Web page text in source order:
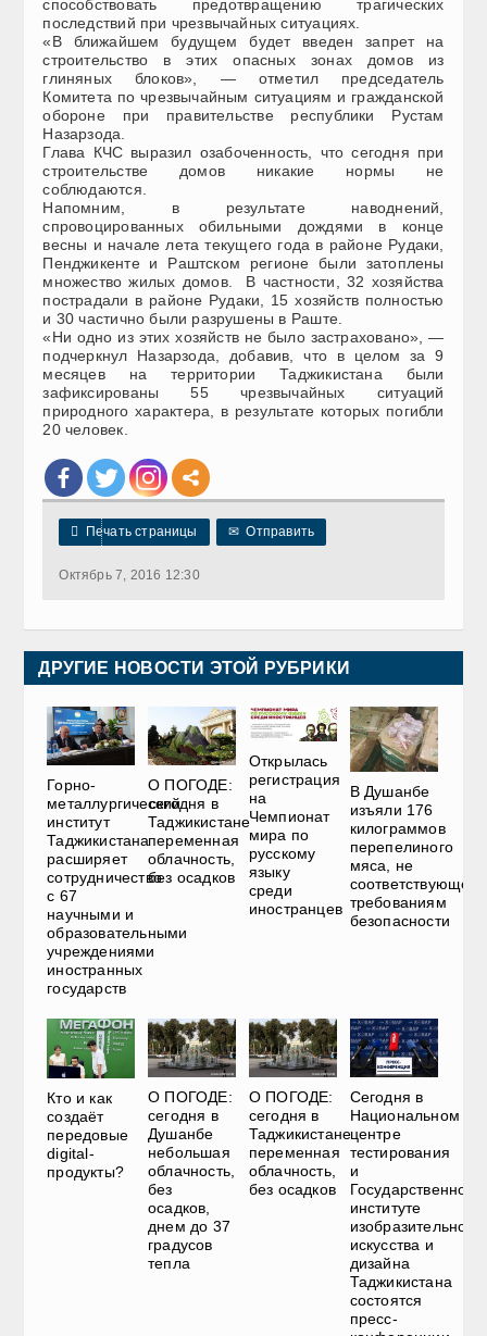
способствовать предотвращению трагических
последствий при чрезвычайных ситуациях.
«В ближайшем будущем будет введен запрет на
строительство в этих опасных зонах домов из
глиняных блоков», — отметил председатель
Комитета по чрезвычайным ситуациям и гражданской
обороне при правительстве республики Рустам
Назарзода.
Глава КЧС выразил озабоченность, что сегодня при
строительстве домов никакие нормы не
соблюдаются.
Напомним, в результате наводнений,
спровоцированных обильными дождями в конце
весны и начале лета текущего года в районе Рудаки,
Пенджикенте и Раштском регионе были затоплены
множество жилых домов. В частности, 32 хозяйства
пострадали в районе Рудаки, 15 хозяйств полностью
и 30 частично были разрушены в Раште.
«Ни одно из этих хозяйств не было застраховано», —
подчеркнул Назарзода, добавив, что в целом за 9
месяцев на территории Таджикистана были
зафиксированы 55 чрезвычайных ситуаций
природного характера, в результате которых погибли
20 человек.
 Печать страницы ✉ Отправить
Октябрь 7, 2016 12:30
ДРУГИЕ НОВОСТИ ЭТОЙ РУБРИКИ
Горно-
металлургический
институт
Таджикистана
расширяет
сотрудничество
с 67
научными и
образовательными
учреждениями
иностранных
государств
О ПОГОДЕ:
сегодня в
Таджикистане
переменная
облачность,
без осадков
Открылась
регистрация
на
Чемпионат
мира по
русскому
языку
среди
иностранцев
В Душанбе
изъяли 176
килограммов
перепелиного
мяса, не
соответствующего
требованиям
безопасности
Кто и как
создаёт
передовые
digital-
продукты?
О ПОГОДЕ:
сегодня в
Душанбе
небольшая
облачность,
без
осадков,
днем до 37
градусов
тепла
О ПОГОДЕ:
сегодня в
Таджикистане
переменная
облачность,
без осадков
Сегодня в
Национальном
центре
тестирования
и
Государственном
институте
изобразительного
искусства и
дизайна
Таджикистана
состоятся
пресс-